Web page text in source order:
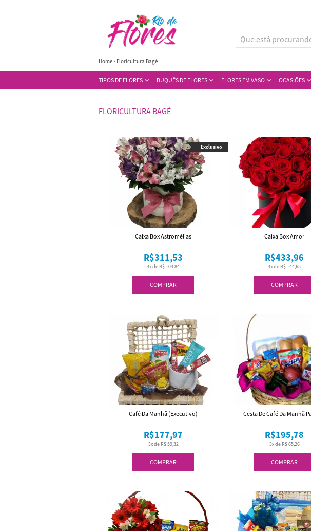
TIPOS DE FLORES BUQUÊS DE FLORES FLORES EM VASO OCASIÕES
Home Floricultura Bagé
FLORICULTURA BAGÉ
COMPRAR
3x de R$ 103,84
R$311,53
Caixa Box Astromélias
Exclusivo
COMPRAR
3x de R$ 144,65
R$433,96
Caixa Box Amor
COMPRAR
3x de R$ 59,32
R$177,97
Café Da Manhã (Executivo)
COMPRAR
3x de R$ 65,26
R$195,78
Cesta De Café Da Manhã